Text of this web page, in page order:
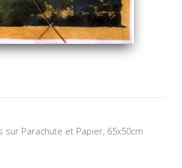
sur Parachute et Papier, 65x50cm